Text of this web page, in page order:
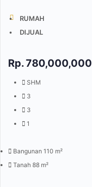
RUMAH
DIJUAL
Rp.780,000,000
SHM
3
3
1
Bangunan 110 m²
Tanah 88 m²